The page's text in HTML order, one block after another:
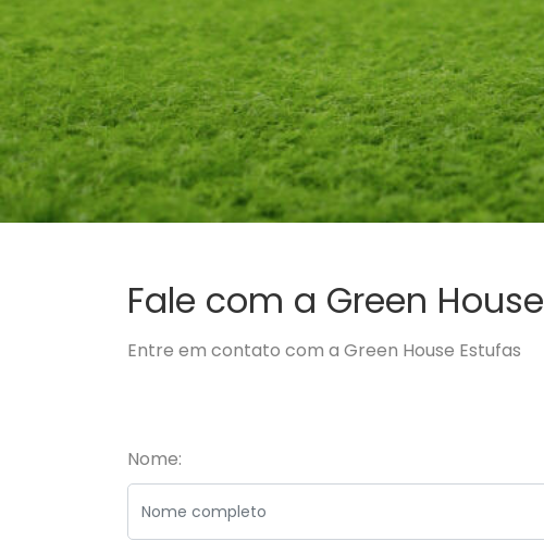
Fale com a Green House
Entre em contato com a Green House Estufas
Nome: